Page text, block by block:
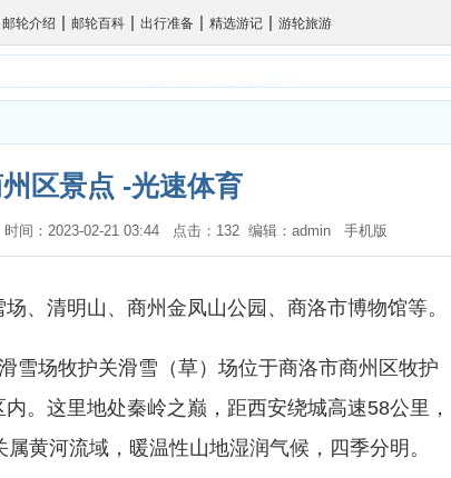
邮轮介绍 | 邮轮百科 | 出行准备 | 精选游记 | 游轮旅游
区景点 -光速体育
间：2023-02-21 03:44 点击：132 编辑：admin 手机版
、清明山、商州金凤山公园、商洛市博物馆等。
雪场牧护关滑雪（草）场位于商洛市商州区牧护
。这里地处秦岭之巅，距西安绕城高速58公里，
黄河流域，暖温性山地湿润气候，四季分明。